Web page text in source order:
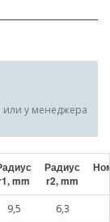
или у менеджера
mm
Радиус
r2, mm
9,5 6,3